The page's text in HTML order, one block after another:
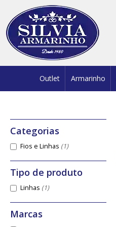
Outlet Armarinho
Fios e Linhas (1)
Linhas (1)